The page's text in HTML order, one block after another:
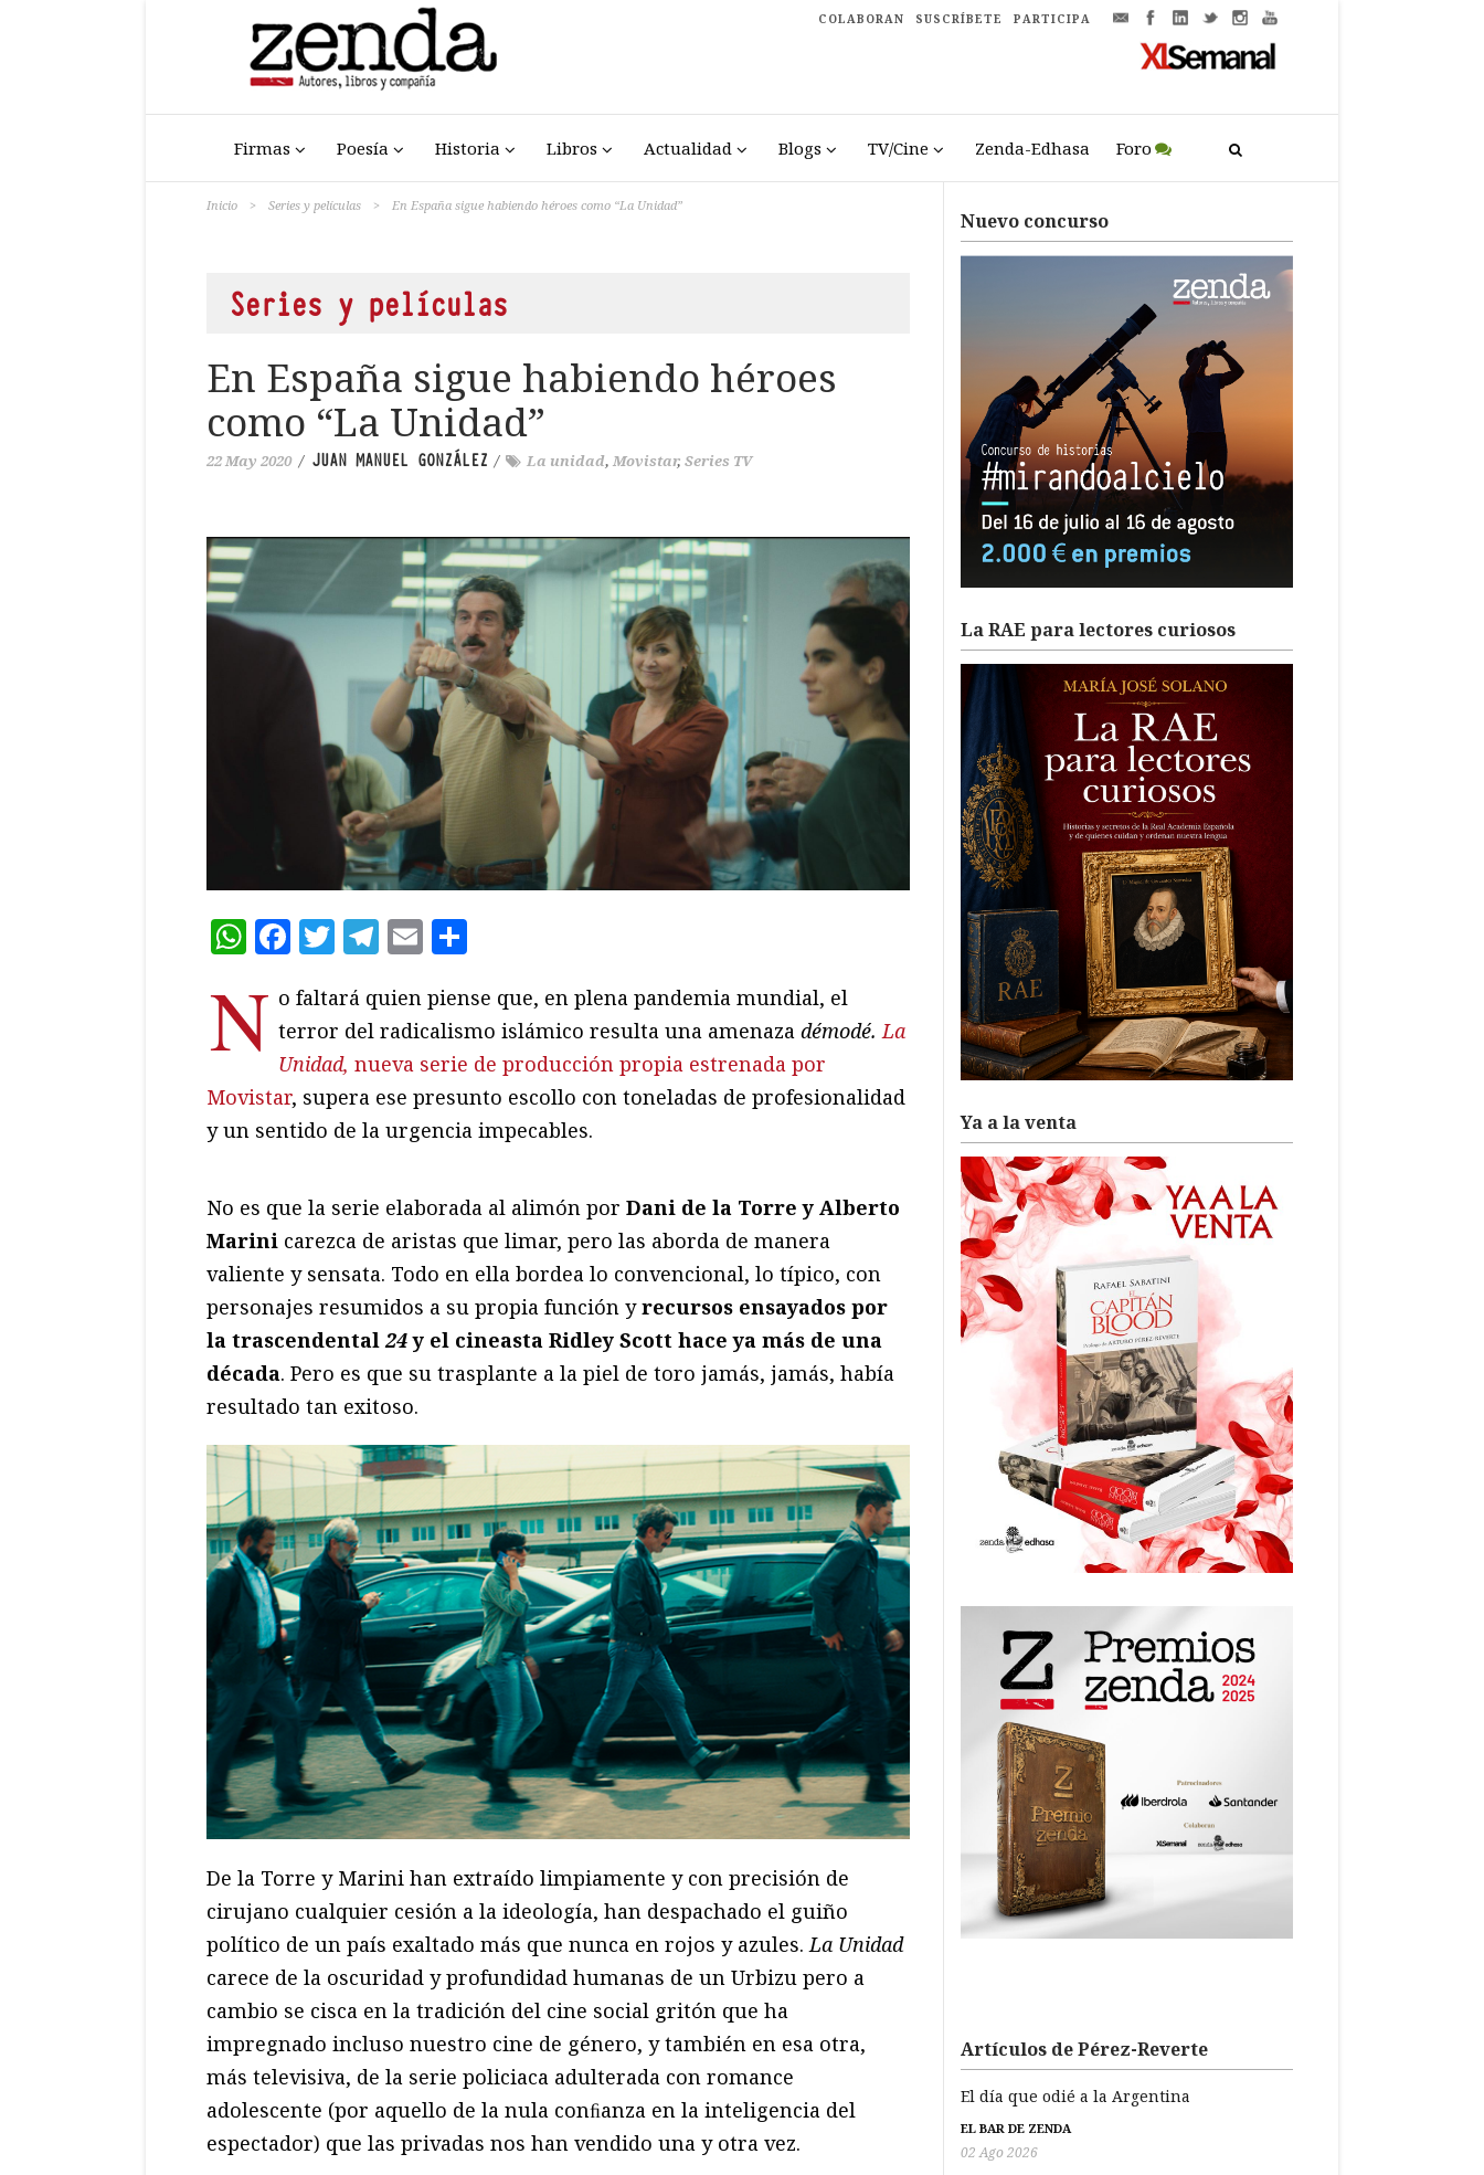
COLABORAN SUSCRÍBETE PARTICIPA
Firmas Poesía Historia Libros Actualidad Blogs TV/Cine Zenda-Edhasa Foro
Inicio > Series y películas > En España sigue habiendo héroes como “La Unidad”
Series y películas
En España sigue habiendo héroes
como “La Unidad”
22 May 2020 / JUAN MANUEL GONZÁLEZ / La unidad, Movistar, Series TV
WhatsApp
Facebook
Twitter
Telegram
Email
N o faltará quien piense que, en plena pandemia mundial, el
terror del radicalismo islámico resulta una amenaza démodé. La
Unidad, nueva serie de producción propia estrenada por
Movistar, supera ese presunto escollo con toneladas de profesionalidad
y un sentido de la urgencia impecables.
No es que la serie elaborada al alimón por Dani de la Torre y Alberto
Marini carezca de aristas que limar, pero las aborda de manera
valiente y sensata. Todo en ella bordea lo convencional, lo típico, con
personajes resumidos a su propia función yrecursos ensayados por
la trascendental24y el cineasta Ridley Scott hace ya más de una
década. Pero es que su trasplante a la piel de toro jamás, jamás, había
resultado tan exitoso.
De la Torre y Marini han extraído limpiamente y con precisión de
cirujano cualquier cesión a la ideología, han despachado el guiño
político de un país exaltado más que nunca en rojos y azules. La Unidad
carece de la oscuridad y profundidad humanas de un Urbizu pero a
cambio se cisca en la tradición del cine social gritón que ha
impregnado incluso nuestro cine de género, y también en esa otra,
más televisiva, de la serie policiaca adulterada con romance
adolescente (por aquello de la nula conﬁanza en la inteligencia del
espectador) que las privadas nos han vendido una y otra vez.
Nuevo concurso
La RAE para lectores curiosos
Ya a la venta
Artículos de Pérez-Reverte
El día que odié a la Argentina
EL BAR DE ZENDA
02 Ago 2026